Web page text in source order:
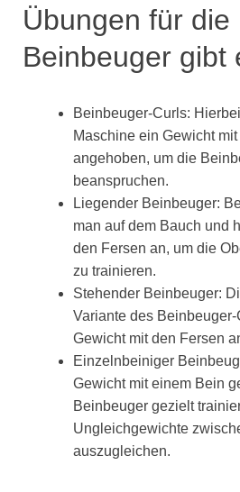
Übungen für die
Beinbeuger gibt
Beinbeuger-Curls:
Maschine ein Gewicht
angehoben, um die
beanspruchen.
Liegender Beinbeuger:
man auf dem Bauch und
den Fersen an, um die
zu trainieren.
Stehender Beinbeuger:
Variante des
Gewicht mit den Fersen
Einzelnbeiniger
Gewicht mit einem Bein
Beinbeuger gezielt
Ungleichgewichte
auszugleichen.